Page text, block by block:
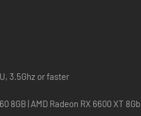
3.5Ghz or faster
8GB | AMD Radeon RX 6600 XT 8Gb